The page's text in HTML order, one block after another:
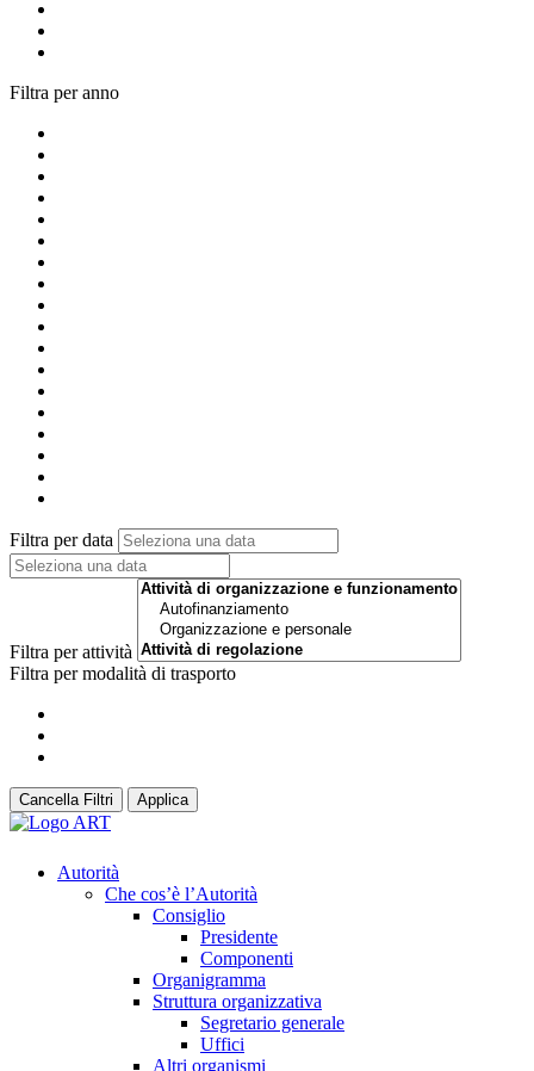
Filtra per anno
Filtra per data
Filtra per attività
Filtra per modalità di trasporto
Cancella Filtri Applica
Autorità
Che cos’è l’Autorità
Consiglio
Presidente
Componenti
Organigramma
Struttura organizzativa
Segretario generale
Uffici
Altri organismi